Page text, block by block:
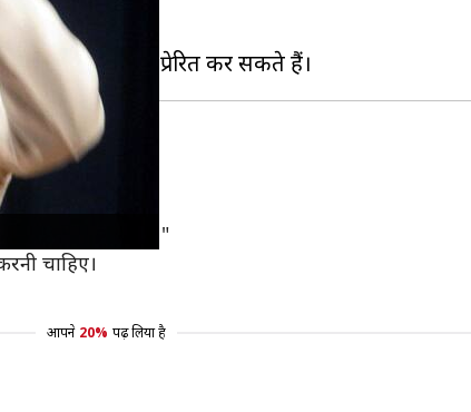
हमें सोने नहीं देते।"
चाहिए।
आपने 20% पढ़ लिया है